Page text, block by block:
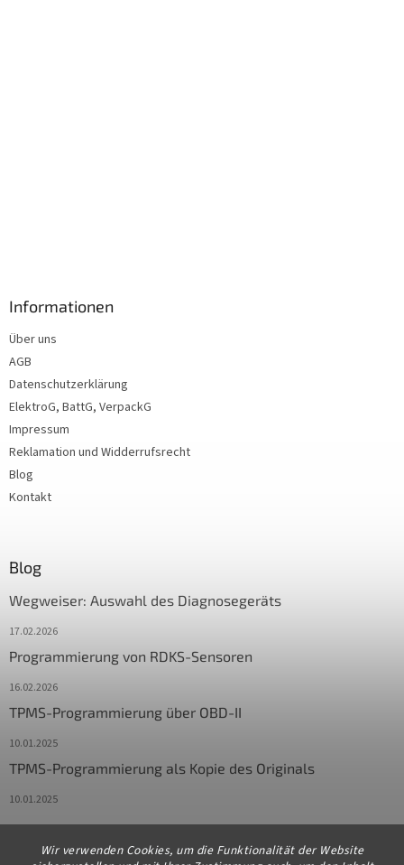
Wir verwenden Cookies, um die Funktionalität der Website
Informationen
Über uns
AGB
Datenschutzerklärung
ElektroG, BattG, VerpackG
Impressum
Reklamation und Widderrufsrecht
Blog
Kontakt
Blog
Wegweiser: Auswahl des Diagnosegeräts
17.02.2026
Programmierung von RDKS-Sensoren
16.02.2026
TPMS-Programmierung über OBD-II
10.01.2025
TPMS-Programmierung als Kopie des Originals
10.01.2025
Kontakt